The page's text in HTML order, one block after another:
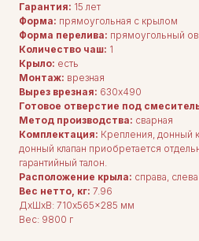
Гарантия: 15 лет
Форма: прямоугольная с крылом
Форма перелива: прямоугольный
Количество чаш: 1
Крыло: есть
Монтаж: врезная
Вырез врезная: 630x490
Готовое отверстие под
Метод производства: сварная
Комплектация: Крепления, донный
донный клапан приобретается
гарантийный талон.
Расположение крыла: справа, слева
Вес нетто, кг: 7.96
ДxШxВ: 710x565x285 мм
Вес: 9800 г